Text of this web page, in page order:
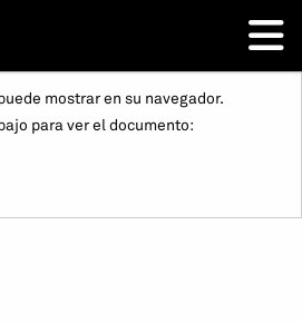
mostrar en su navegador.
para ver el documento: